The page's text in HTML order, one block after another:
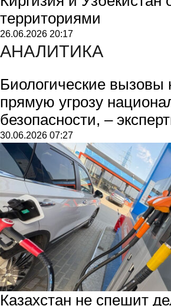
территориями
26.06.2026 20:17
АНАЛИТИКА
Биологические вызовы
прямую угрозу
безопасности, –
30.06.2026 07:27
Казахстан не спешит